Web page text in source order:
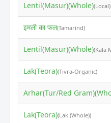
Lentil(Masur)(Whole)(Local)
इमली का फल(Tamarind)
Lentil(Masur)(Whole)(Kala
Lak(Teora)(Tivra-Organic)
Arhar(Tur/Red
Lak(Teora)(Lak (Whole))